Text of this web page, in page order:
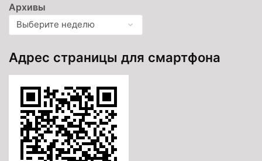
Архивы
Адрес страницы для смартфона